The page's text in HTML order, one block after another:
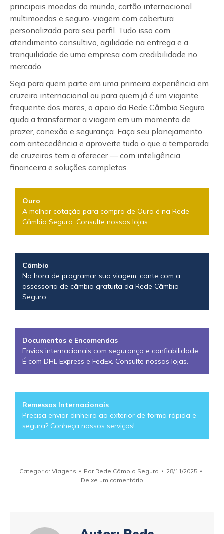
principais moedas do mundo, cartão internacional
multimoedas e seguro-viagem com cobertura
personalizada para seu perfil. Tudo isso com
atendimento consultivo, agilidade na entrega e a
tranquilidade de uma empresa com credibilidade no
mercado.
Seja para quem parte em uma primeira experiência em
cruzeiro internacional ou para quem já é um viajante
frequente dos mares, o apoio da Rede Câmbio Seguro
ajuda a transformar a viagem em um momento de
prazer, conexão e segurança. Faça seu planejamento
com antecedência e aproveite tudo o que a temporada
de cruzeiros tem a oferecer — com inteligência
financeira e soluções completas.
Ouro
A melhor cotação para compra de Ouro é na Rede
Câmbio Seguro. Consulte nossas lojas.
Câmbio
Na hora de programar sua viagem, conte com a
assessoria de câmbio gratuita da Rede Câmbio
Seguro.
Documentos e Encomendas
Envios internacionais com segurança e confiabilidade.
É com DHL Express e FedEx. Consulte nossas lojas.
Remessas Internacionais
Precisa enviar dinheiro ao exterior de forma rápida e
segura? Conheça nossos serviços!
Categoria: Viagens Por Rede Câmbio Seguro
28/11/2025
Deixe um comentário